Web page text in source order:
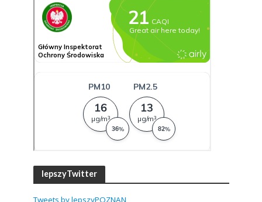
lepszyTwitter
Tweets by lepszyPOZNAN